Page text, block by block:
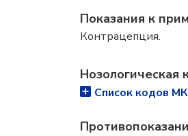
Показания к
Контрацепция.
Список кодов